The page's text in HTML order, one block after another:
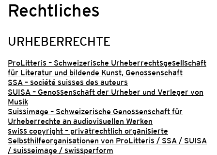
Rechtliches
URHEBERRECHTE
ProLitteris – Schweizerische Urheberrechtsgesellschaft
für Literatur und bildende Kunst, Genossenschaft
SSA – société suisses des auteurs
SUISA – Genossenschaft der Urheber und Verleger von
Musik
Suissimage – Schweizerische Genossenschaft für
Urheberrechte an audiovisuellen Werken
swiss copyright – privatrechtlich organisierte
Selbsthilfeorganisationen von ProLitteris / SSA / SUISA
/ suisseimage / swissperform